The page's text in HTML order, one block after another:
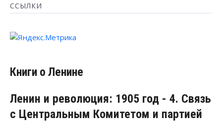
ССЫЛКИ
Книги о Ленине
Ленин и революция: 1905 год - 4. Связь
с Центральным Комитетом и партией